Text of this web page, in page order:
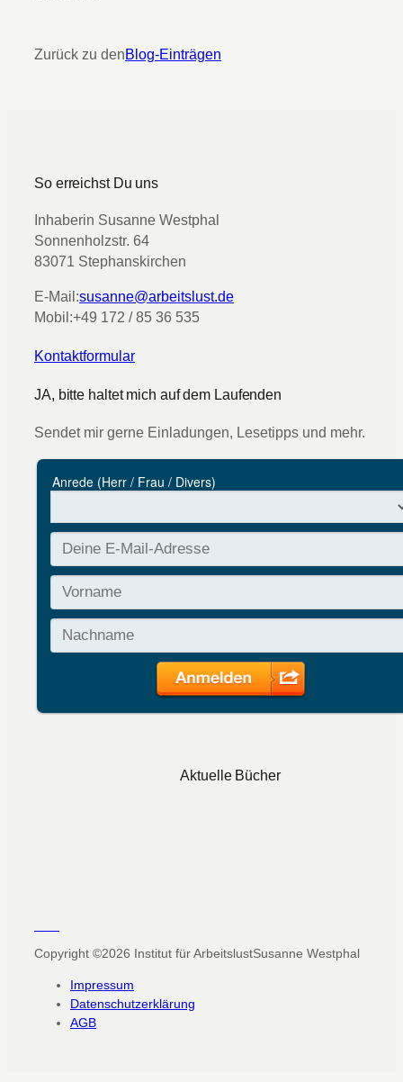
Zurück zu denBlog-Einträgen
So erreichst Du uns
Inhaberin Susanne Westphal
Sonnenholzstr. 64
83071 Stephanskirchen
E-Mail:susanne@arbeitslust.de
Mobil:+49 172 / 85 36 535
Kontaktformular
JA, bitte haltet mich auf dem Laufenden
Sendet mir gerne Einladungen, Lesetipps und mehr.
Aktuelle Bücher
Copyright ©2026 Institut für ArbeitslustSusanne Westphal
Impressum
Datenschutzerklärung
AGB